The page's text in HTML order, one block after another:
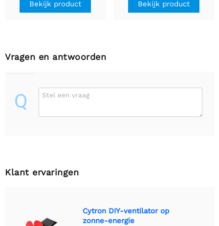
Bekijk product Bekijk product
Vragen en antwoorden
Q Stel een vraag
Klant ervaringen
Cytron DIY-ventilator op
zonne-energie